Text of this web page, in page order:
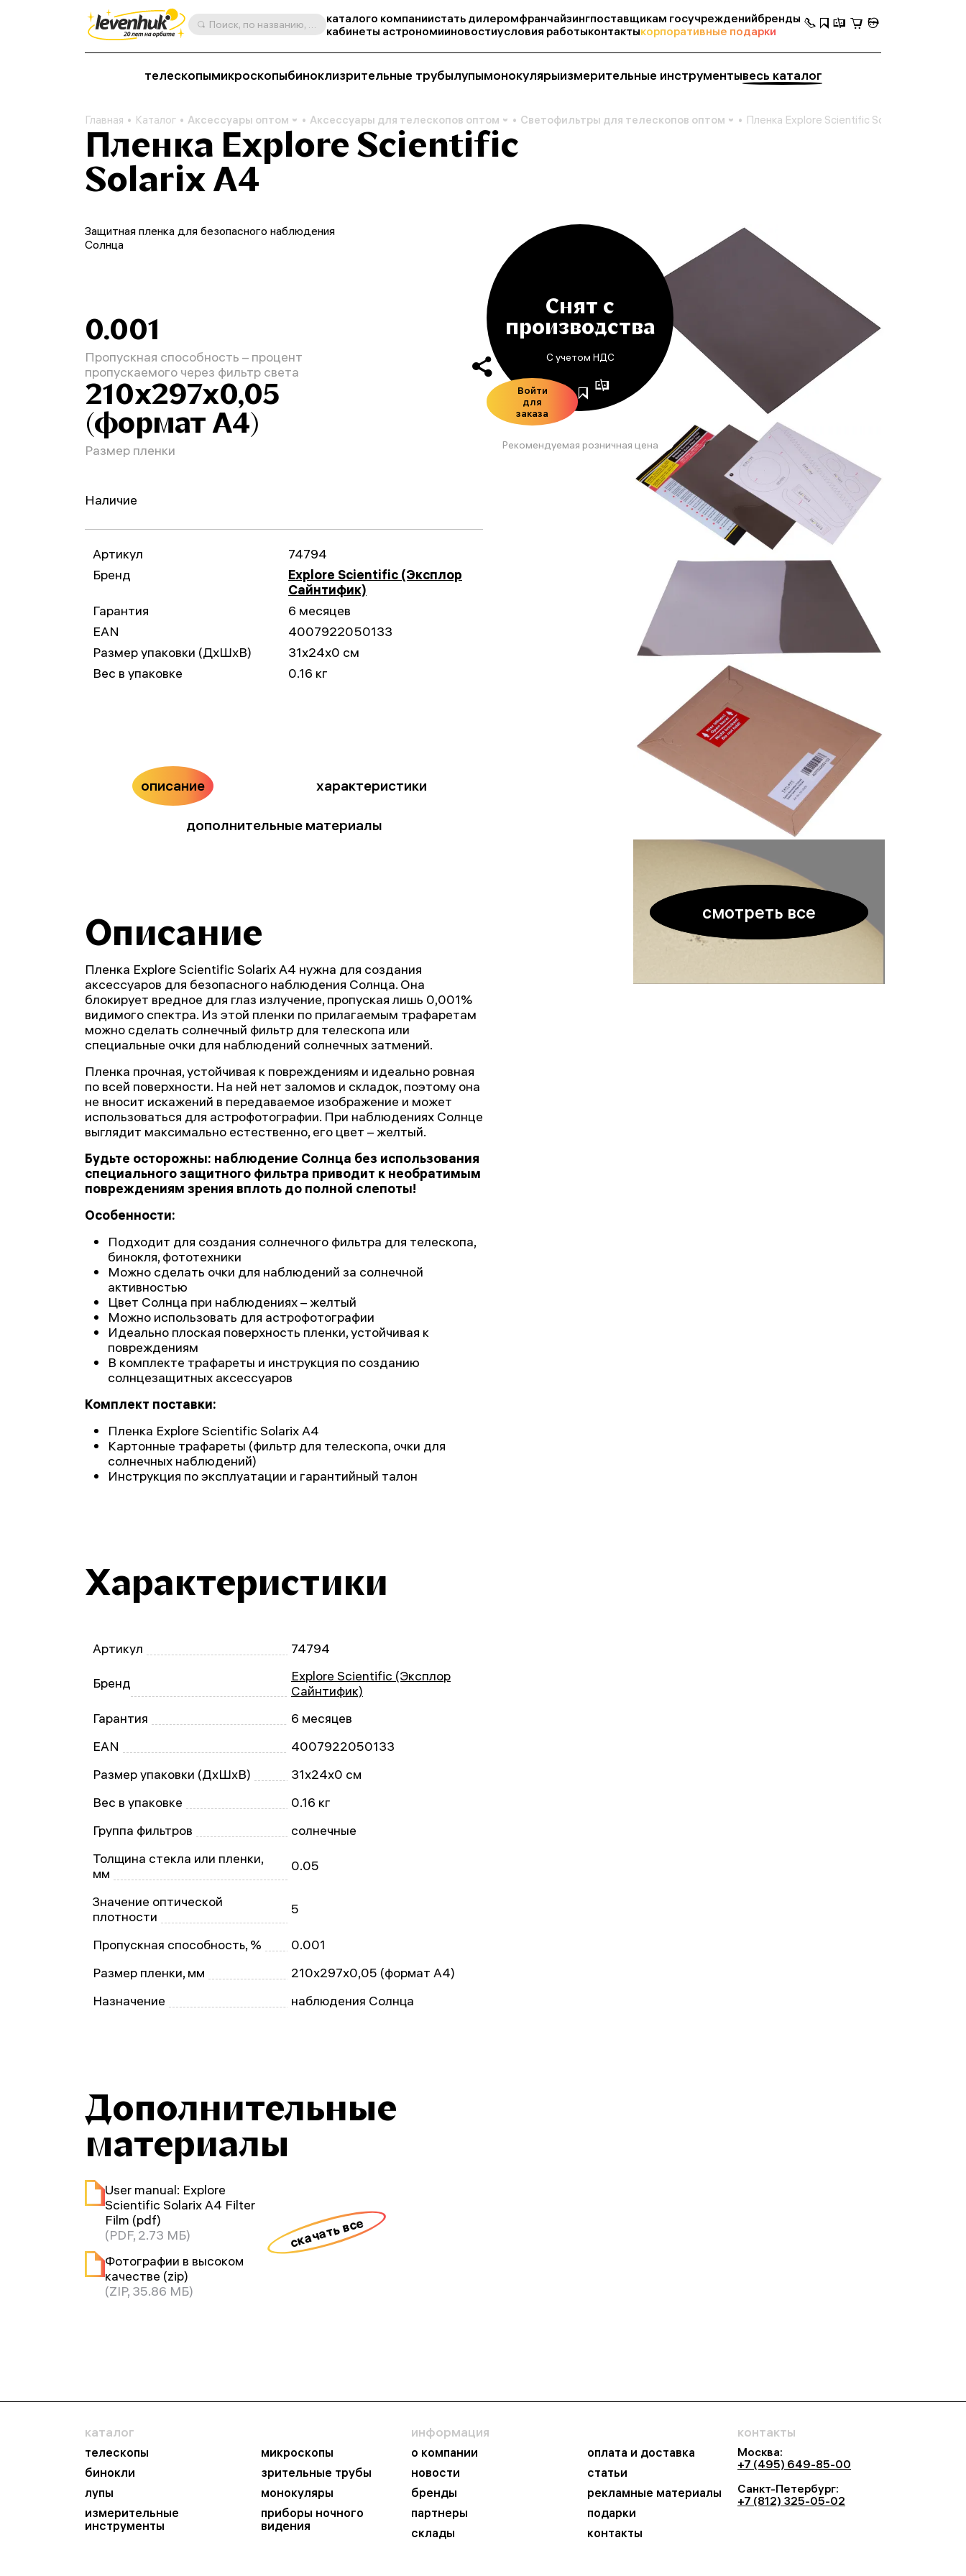
Поиск, по названию, артикулу, категории и др. каталого компаниистать дилеромфранчайзингпоставщикам госучрежденийбренды
кабинеты астрономииновостиусловия работыконтактыкорпоративные подарки
телескопымикроскопыбиноклизрительные трубылупымонокулярыизмерительные инструментывесь каталог
Главная Каталог Аксессуары оптом Аксессуары для телескопов оптом Светофильтры для телескопов оптом Пленка Explore Scientific Solarix A4
Пленка Explore Scientific
Solarix A4
смотреть все
Снят с
производства
С учетом НДС
Войти
для
заказа
Рекомендуемая розничная цена
Защитная пленка для безопасного наблюдения
Солнца
0.001
Пропускная способность – процент
пропускаемого через фильтр света
210х297х0,05
(формат А4)
Размер пленки
Наличие
Артикул
74794
Бренд
Explore Scientific (Эксплор
Сайнтифик)
Гарантия
6 месяцев
EAN
4007922050133
Размер упаковки (ДxШxВ)
31x24x0 см
Вес в упаковке
0.16 кг
описание характеристики
дополнительные материалы
Описание
Пленка Explore Scientific Solarix A4 нужна для создания
аксессуаров для безопасного наблюдения Солнца. Она
блокирует вредное для глаз излучение, пропуская лишь 0,001%
видимого спектра. Из этой пленки по прилагаемым трафаретам
можно сделать солнечный фильтр для телескопа или
специальные очки для наблюдений солнечных затмений.
Пленка прочная, устойчивая к повреждениям и идеально ровная
по всей поверхности. На ней нет заломов и складок, поэтому она
не вносит искажений в передаваемое изображение и может
использоваться для астрофотографии. При наблюдениях Солнце
выглядит максимально естественно, его цвет – желтый.
Будьте осторожны: наблюдение Солнца без использования
специального защитного фильтра приводит к необратимым
повреждениям зрения вплоть до полной слепоты!
Особенности:
Подходит для создания солнечного фильтра для телескопа,
бинокля, фототехники
Можно сделать очки для наблюдений за солнечной
активностью
Цвет Солнца при наблюдениях – желтый
Можно использовать для астрофотографии
Идеально плоская поверхность пленки, устойчивая к
повреждениям
В комплекте трафареты и инструкция по созданию
солнцезащитных аксессуаров
Комплект поставки:
Пленка Explore Scientific Solarix A4
Картонные трафареты (фильтр для телескопа, очки для
солнечных наблюдений)
Инструкция по эксплуатации и гарантийный талон
Характеристики
Артикул 74794
Бренд
Explore Scientific (Эксплор
Сайнтифик)
Гарантия
6 месяцев
EAN
4007922050133
Размер упаковки (ДxШxВ)
31x24x0 см
Вес в упаковке
0.16 кг
Группа фильтров
солнечные
Толщина стекла или пленки,
мм
0.05
Значение оптической
плотности
5
Пропускная способность, %
0.001
Размер пленки, мм
210х297х0,05 (формат А4)
Назначение
наблюдения Солнца
Дополнительные
материалы
User manual: Explore
Scientific Solarix A4 Filter
Film (pdf)
(PDF, 2.73 МБ)
Фотографии в высоком
качестве (zip)
(ZIP, 35.86 МБ)
скачать все
каталог
телескопы
микроскопы
бинокли
зрительные трубы
лупы
монокуляры
измерительные
инструменты
приборы ночного
видения
информация
о компании
оплата и доставка
новости
статьи
бренды
рекламные материалы
партнеры
подарки
склады
контакты
контакты
Москва:
+7 (495) 649-85-00
Санкт-Петербург:
+7 (812) 325-05-02